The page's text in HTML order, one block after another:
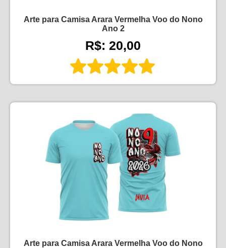
Arte para Camisa Arara Vermelha Voo do Nono
Ano 2
R$: 20,00
Arte para Camisa Arara Vermelha Voo do Nono